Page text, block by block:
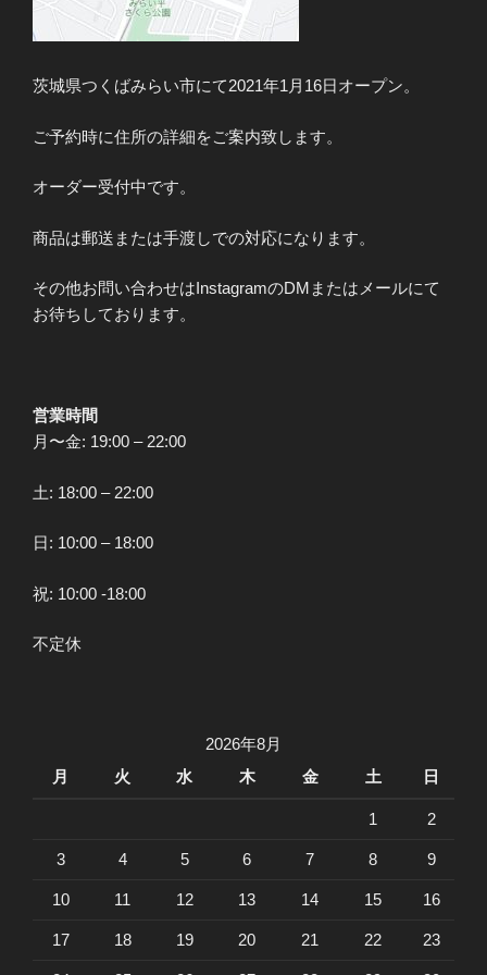
茨城県つくばみらい市にて2021年1月16日オープン。
ご予約時に住所の詳細をご案内致します。
オーダー受付中です。
商品は郵送または手渡しでの対応になります。
その他お問い合わせはInstagramのDMまたはメールにて
お待ちしております。
営業時間
月〜金: 19:00 – 22:00
土: 18:00 – 22:00
日: 10:00 – 18:00
祝: 10:00 -18:00
不定休
2026年8月
月
火 水 木 金 土 日
1 2
3 4 5 6 7 8 9
10 11 12 13 14 15 16
17 18 19 20 21 22 23